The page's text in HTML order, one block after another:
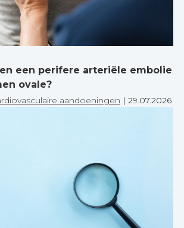
een perifere arteriële embolie
ovale?
aandoeningen | 29.07.2026